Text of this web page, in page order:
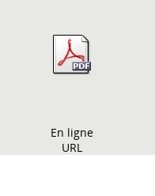
En ligne
URL